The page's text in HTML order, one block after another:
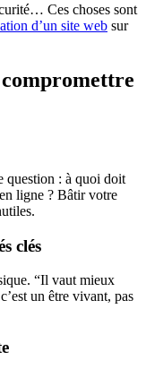
Ces choses sont
d’un site web sur
compromettre
question : à quoi doit
ligne ? Bâtir votre
clés
“Il vaut mieux
un être vivant, pas